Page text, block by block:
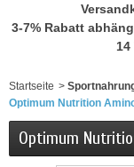
3-7% Rabatt
Startseite >
Optimum Nutrition
Optimum